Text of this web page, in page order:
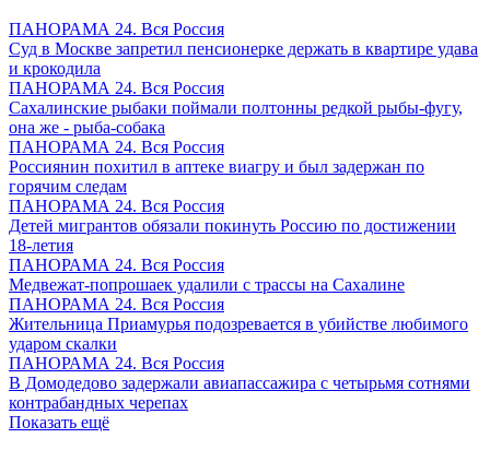
ПАНОРАМА 24. Вся Россия
Суд в Москве запретил пенсионерке держать в квартире удава
и крокодила
ПАНОРАМА 24. Вся Россия
Сахалинские рыбаки поймали полтонны редкой рыбы-фугу,
она же - рыба-собака
ПАНОРАМА 24. Вся Россия
Россиянин похитил в аптеке виагру и был задержан по
горячим следам
ПАНОРАМА 24. Вся Россия
Детей мигрантов обязали покинуть Россию по достижении
18-летия
ПАНОРАМА 24. Вся Россия
Медвежат-попрошаек удалили с трассы на Сахалине
ПАНОРАМА 24. Вся Россия
Жительница Приамурья подозревается в убийстве любимого
ударом скалки
ПАНОРАМА 24. Вся Россия
В Домодедово задержали авиапассажира с четырьмя сотнями
контрабандных черепах
Показать ещё